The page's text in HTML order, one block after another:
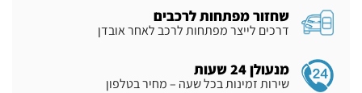
שחזור מפתחות לרכבים
דרכים לייצר מפתחות לרכב לאחר אובדן
מנעולן 24 שעות
שירות זמינות בכל שעה – מחיר בטלפון